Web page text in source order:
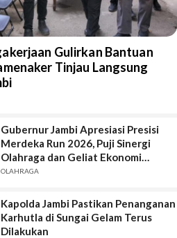
Gulirkan Bantuan
Tinjau Langsung
Gubernur Jambi Apresiasi Presisi
Merdeka Run 2026, Puji Sinergi
Olahraga dan Geliat Ekonomi
Daerah
OLAHRAGA
Kapolda Jambi Pastikan Penanganan
Karhutla di Sungai Gelam Terus
Dilakukan